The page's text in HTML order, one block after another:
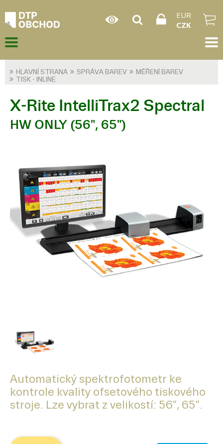
EUR
CZK
HLAVNÍ STRANA SPRÁVA BAREV
MĚŘENÍ BAREV
TISK - INLINE
X-Rite IntelliTrax2 Spectral
HW ONLY (56", 65")
Automatický spektrofotometr ke
kontrole kvality ofsetového tiskového
stroje. Lze vybrat z velikostí: 56", 65".